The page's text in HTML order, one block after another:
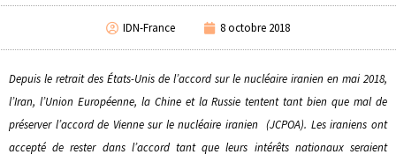
IDN-France 8 octobre 2018
Depuis le retrait des États-Unis de l’accord sur le nucléaire iranien en mai 2018,
l’Iran, l’Union Européenne, la Chine et la Russie tentent tant bien que mal de
préserver l’accord de Vienne sur le nucléaire iranien (JCPOA). Les iraniens ont
accepté de rester dans l’accord tant que leurs intérêts nationaux seraient